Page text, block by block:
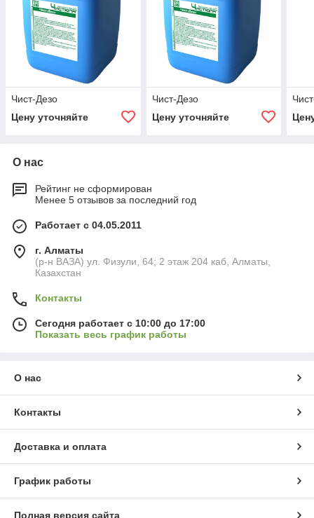
Чист-Дезо
Цену уточняйте
Чист-Дезо
Цену уточняйте
О нас
Рейтинг не сформирован
Менее 5 отзывов за последний год
Работает с 04.05.2011
г. Алматы
(р-н ВАЗА) ул. Физули, 64; 2 этаж 204 каб, Алматы,
Казахстан
Контакты
Сегодня работает с 10:00 до 17:00
Показать весь график работы
О нас
Контакты
Доставка и оплата
График работы
Полная версия сайта